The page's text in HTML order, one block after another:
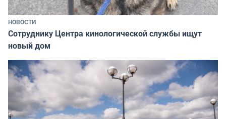
НОВОСТИ
Сотруднику Центра кинологической службы ищут
новый дом